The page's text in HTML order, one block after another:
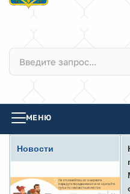
МЕНЮ
Новости